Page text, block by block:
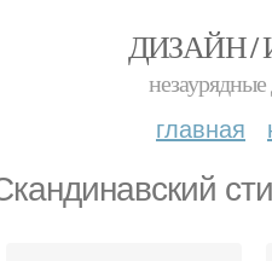
ДИЗАЙН /
главная